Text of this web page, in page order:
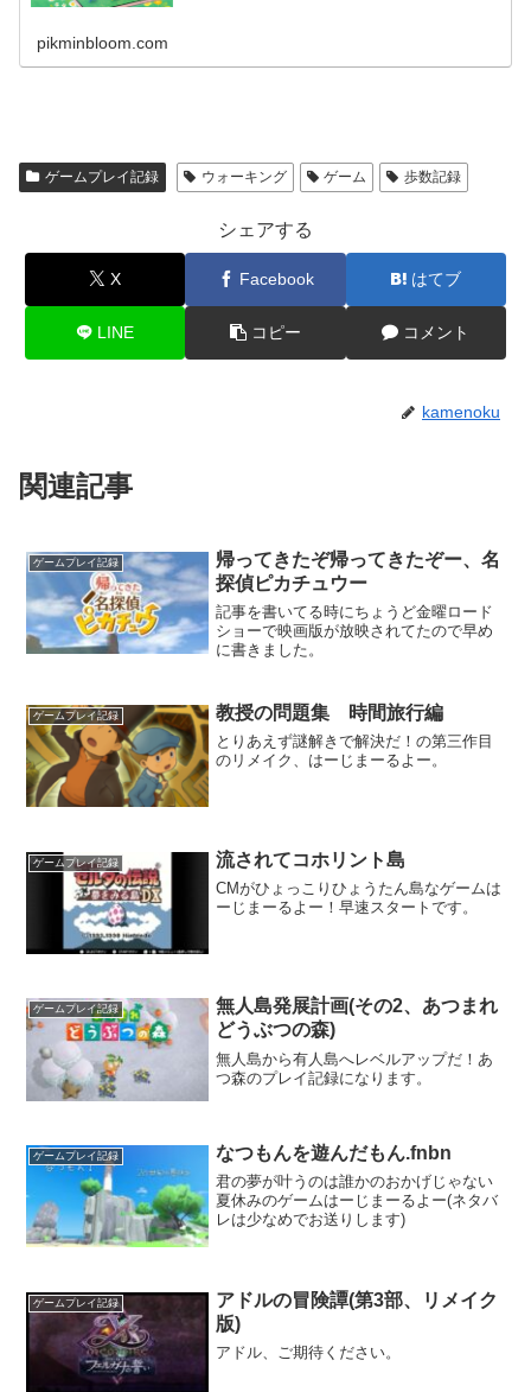
pikminbloom.com
ゲームプレイ記録 ウォーキング ゲーム 歩数記録
シェアする
X Facebook はてブ
LINE コピー コメント
kamenoku
関連記事
ゲームプレイ記録
帰ってきたぞ帰ってきたぞー、名
探偵ピカチュウー
記事を書いてる時にちょうど金曜ロード
ショーで映画版が放映されてたので早め
に書きました。
ゲームプレイ記録 教授の問題集 時間旅行編
とりあえず謎解きで解決だ！の第三作目
のリメイク、はーじまーるよー。
ゲームプレイ記録 流されてコホリント島
CMがひょっこりひょうたん島なゲームは
ーじまーるよー！早速スタートです。
ゲームプレイ記録
無人島発展計画(その2、あつまれ
どうぶつの森)
無人島から有人島へレベルアップだ！あ
つ森のプレイ記録になります。
ゲームプレイ記録 なつもんを遊んだもん.fnbn
君の夢が叶うのは誰かのおかげじゃない
夏休みのゲームはーじまーるよー(ネタバ
レは少なめでお送りします)
ゲームプレイ記録
アドルの冒険譚(第3部、リメイク
版)
アドル、ご期待ください。